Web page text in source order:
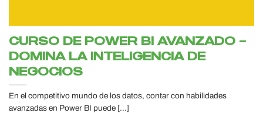
CURSO DE POWER BI AVANZADO –
DOMINA LA INTELIGENCIA DE
NEGOCIOS
En el competitivo mundo de los datos, contar con habilidades
avanzadas en Power BI puede [...]